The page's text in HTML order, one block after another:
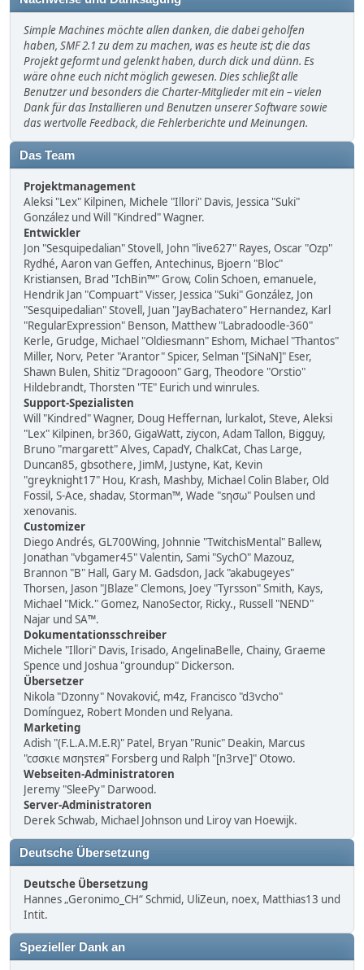
Simple Machines möchte allen danken, die dabei geholfen
haben, SMF 2.1 zu dem zu machen, was es heute ist; die das
Projekt geformt und gelenkt haben, durch dick und dünn. Es
wäre ohne euch nicht möglich gewesen. Dies schließt alle
Benutzer und besonders die Charter-Mitglieder mit ein – vielen
Dank für das Installieren und Benutzen unserer Software sowie
das wertvolle Feedback, die Fehlerberichte und Meinungen.
Das Team
Projektmanagement
Aleksi "Lex" Kilpinen, Michele "Illori" Davis, Jessica "Suki"
González und Will "Kindred" Wagner.
Entwickler
Jon "Sesquipedalian" Stovell, John "live627" Rayes, Oscar "Ozp"
Rydhé, Aaron van Geffen, Antechinus, Bjoern "Bloc"
Kristiansen, Brad "IchBin™" Grow, Colin Schoen, emanuele,
Hendrik Jan "Compuart" Visser, Jessica "Suki" González, Jon
"Sesquipedalian" Stovell, Juan "JayBachatero" Hernandez, Karl
"RegularExpression" Benson, Matthew "Labradoodle-360"
Kerle, Grudge, Michael "Oldiesmann" Eshom, Michael "Thantos"
Miller, Norv, Peter "Arantor" Spicer, Selman "[SiNaN]" Eser,
Shawn Bulen, Shitiz "Dragooon" Garg, Theodore "Orstio"
Hildebrandt, Thorsten "TE" Eurich und winrules.
Support-Spezialisten
Will "Kindred" Wagner, Doug Heffernan, lurkalot, Steve, Aleksi
"Lex" Kilpinen, br360, GigaWatt, ziycon, Adam Tallon, Bigguy,
Bruno "margarett" Alves, CapadY, ChalkCat, Chas Large,
Duncan85, gbsothere, JimM, Justyne, Kat, Kevin
"greyknight17" Hou, Krash, Mashby, Michael Colin Blaber, Old
Fossil, S-Ace, shadav, Storman™, Wade "sησω" Poulsen und
xenovanis.
Customizer
Diego Andrés, GL700Wing, Johnnie "TwitchisMental" Ballew,
Jonathan "vbgamer45" Valentin, Sami "SychO" Mazouz,
Brannon "B" Hall, Gary M. Gadsdon, Jack "akabugeyes"
Thorsen, Jason "JBlaze" Clemons, Joey "Tyrsson" Smith, Kays,
Michael "Mick." Gomez, NanoSector, Ricky., Russell "NEND"
Najar und SA™.
Dokumentationsschreiber
Michele "Illori" Davis, Irisado, AngelinaBelle, Chainy, Graeme
Spence und Joshua "groundup" Dickerson.
Übersetzer
Nikola "Dzonny" Novaković, m4z, Francisco "d3vcho"
Domínguez, Robert Monden und Relyana.
Marketing
Adish "(F.L.A.M.E.R)" Patel, Bryan "Runic" Deakin, Marcus
"cσσкιє мσηѕтєя" Forsberg und Ralph "[n3rve]" Otowo.
Webseiten-Administratoren
Jeremy "SleePy" Darwood.
Server-Administratoren
Derek Schwab, Michael Johnson und Liroy van Hoewijk.
Deutsche Übersetzung
Deutsche Übersetzung
Hannes „Geronimo_CH“ Schmid, UliZeun, noex, Matthias13 und
Intit.
Spezieller Dank an